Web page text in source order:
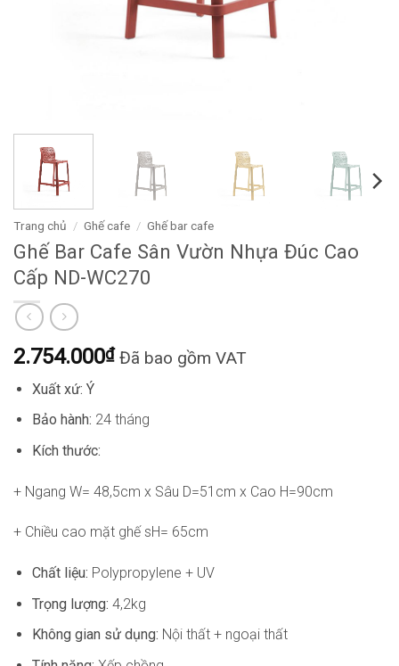
Trang chủ / Ghế cafe / Ghế bar cafe
Ghế Bar Cafe Sân Vườn Nhựa Đúc Cao
Cấp ND-WC270
2.754.000₫ Đã bao gồm VAT
Xuất xứ: Ý
Bảo hành: 24 tháng
Kích thước:
+ Ngang W= 48,5cm x Sâu D=51cm x Cao H=90cm
+ Chiều cao mặt ghế sH= 65cm
Chất liệu: Polypropylene + UV
Trọng lượng: 4,2kg
Không gian sử dụng: Nội thất + ngoại thất